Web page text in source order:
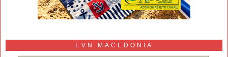
EVN MACEDONIA